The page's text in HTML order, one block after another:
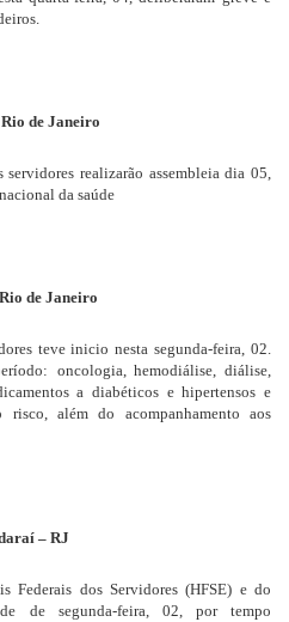
de Janeiro
servidores realizarão assembleia dia 05,
da saúde
de Janeiro
teve inicio nesta segunda-feira, 02.
oncologia, hemodiálise, diálise,
a diabéticos e hipertensos e
além do acompanhamento aos
– RJ
Federais dos Servidores (HFSE) e do
de segunda-feira, 02, por tempo